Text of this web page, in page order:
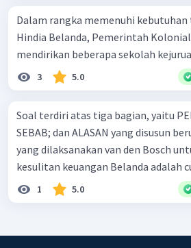
Dalam rangka memenuhi
Hindia Belanda, Pemerintah
mendirikan beberapa sekolah
3 5.0
Soal terdiri atas tiga bagian, yaitu
SEBAB; dan ALASAN yang disusun berurutan.
yang dilaksanakan van den Bosch
kesulitan keuangan Belanda adalah
1 5.0